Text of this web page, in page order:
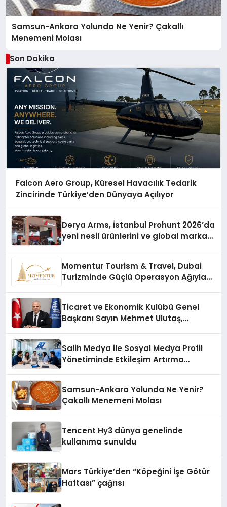
Samsun-Ankara Yolunda Ne Yenir? Çakallı
Menemeni Molası
Son Dakika
Falcon Aero Group, Küresel Havacılık Tedarik
Zincirinde Türkiye’den Dünyaya Açılıyor
Derya Arms, İstanbul Prohunt 2026’da
yeni nesil ürünlerini ve global marka
Momentur Tourism & Travel, Dubai
Turizminde Güçlü Operasyon Ağıyla
Ticaret ve Ekonomik Kulübü Genel
Başkanı Sayın Mehmet Ulutaş,
Salih Medya ile Sosyal Medya Profil
Yönetiminde Etkileşim Artırma
Samsun-Ankara Yolunda Ne Yenir?
Çakallı Menemeni Molası
Tencent Hy3 dünya genelinde
kullanıma sunuldu
Mars Türkiye’den “Köpeğini İşe Götür
Haftası” çağrısı